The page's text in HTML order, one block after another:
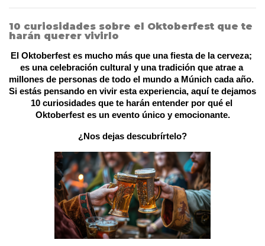
10 curiosidades sobre el Oktoberfest que te
harán querer vivirlo
El Oktoberfest es mucho más que una fiesta de la cerveza;
es una celebración cultural y una tradición que atrae a
millones de personas de todo el mundo a Múnich cada año.
Si estás pensando en vivir esta experiencia, aquí te dejamos
10 curiosidades que te harán entender por qué el
Oktoberfest es un evento único y emocionante.
¿Nos dejas descubrírtelo?